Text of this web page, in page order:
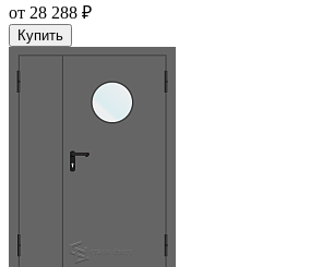
от 28 288 ₽
Купить